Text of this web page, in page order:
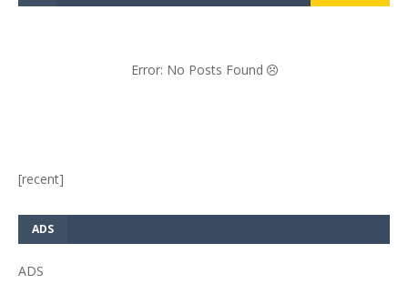
Error: No Posts Found
[recent]
ADS
ADS